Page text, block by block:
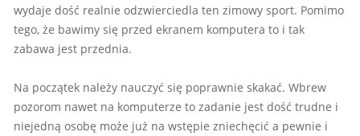
wydaje dość realnie odzwierciedla ten zimowy sport. Pomimo
tego, że bawimy się przed ekranem komputera to i tak
zabawa jest przednia.
Na początek należy nauczyć się poprawnie skakać. Wbrew
pozorom nawet na komputerze to zadanie jest dość trudne i
niejedną osobę może już na wstępie zniechęcić a pewnie i